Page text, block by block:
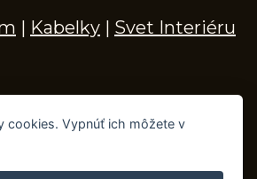
| Kabelky | Svet Interiéru
na dvere, madlá, kovania,
cookies. Vypnúť ich môžete v